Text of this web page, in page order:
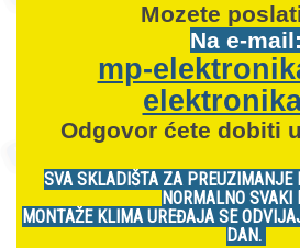
Mozete
Na e-mail:
mp-
Odgovor ćete dobiti
SVA SKLADIŠTA ZA PREUZIMANJE
NORMALNO SVAKI
MONTAŽE KLIMA UREĐAJA SE
DAN.